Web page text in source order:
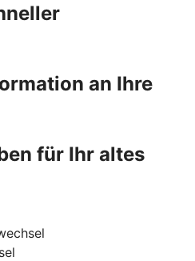
an Ihre
für Ihr altes